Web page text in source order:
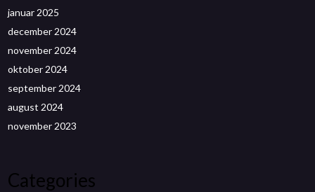
januar 2025
december 2024
november 2024
oktober 2024
september 2024
august 2024
november 2023
Categories